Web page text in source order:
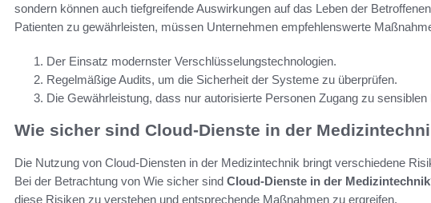
sondern können auch tiefgreifende Auswirkungen auf das Leben der
Patienten zu gewährleisten, müssen Unternehmen empfehlenswerte
Der Einsatz modernster Verschlüsselungstechnologien.
Regelmäßige Audits, um die Sicherheit der Systeme zu überprüfen.
Die Gewährleistung, dass nur autorisierte Personen Zugang zu sensiblen
Wie sicher sind Cloud-Dienste in der
Die Nutzung von Cloud-Diensten in der Medizintechnik bringt verschiedene
Bei der Betrachtung von Wie sicher sind Cloud-Dienste in der Medizintechnik
diese Risiken zu verstehen und entsprechende Maßnahmen zu ergreifen.